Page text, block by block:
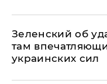
Зеленский об
там
украинских сил